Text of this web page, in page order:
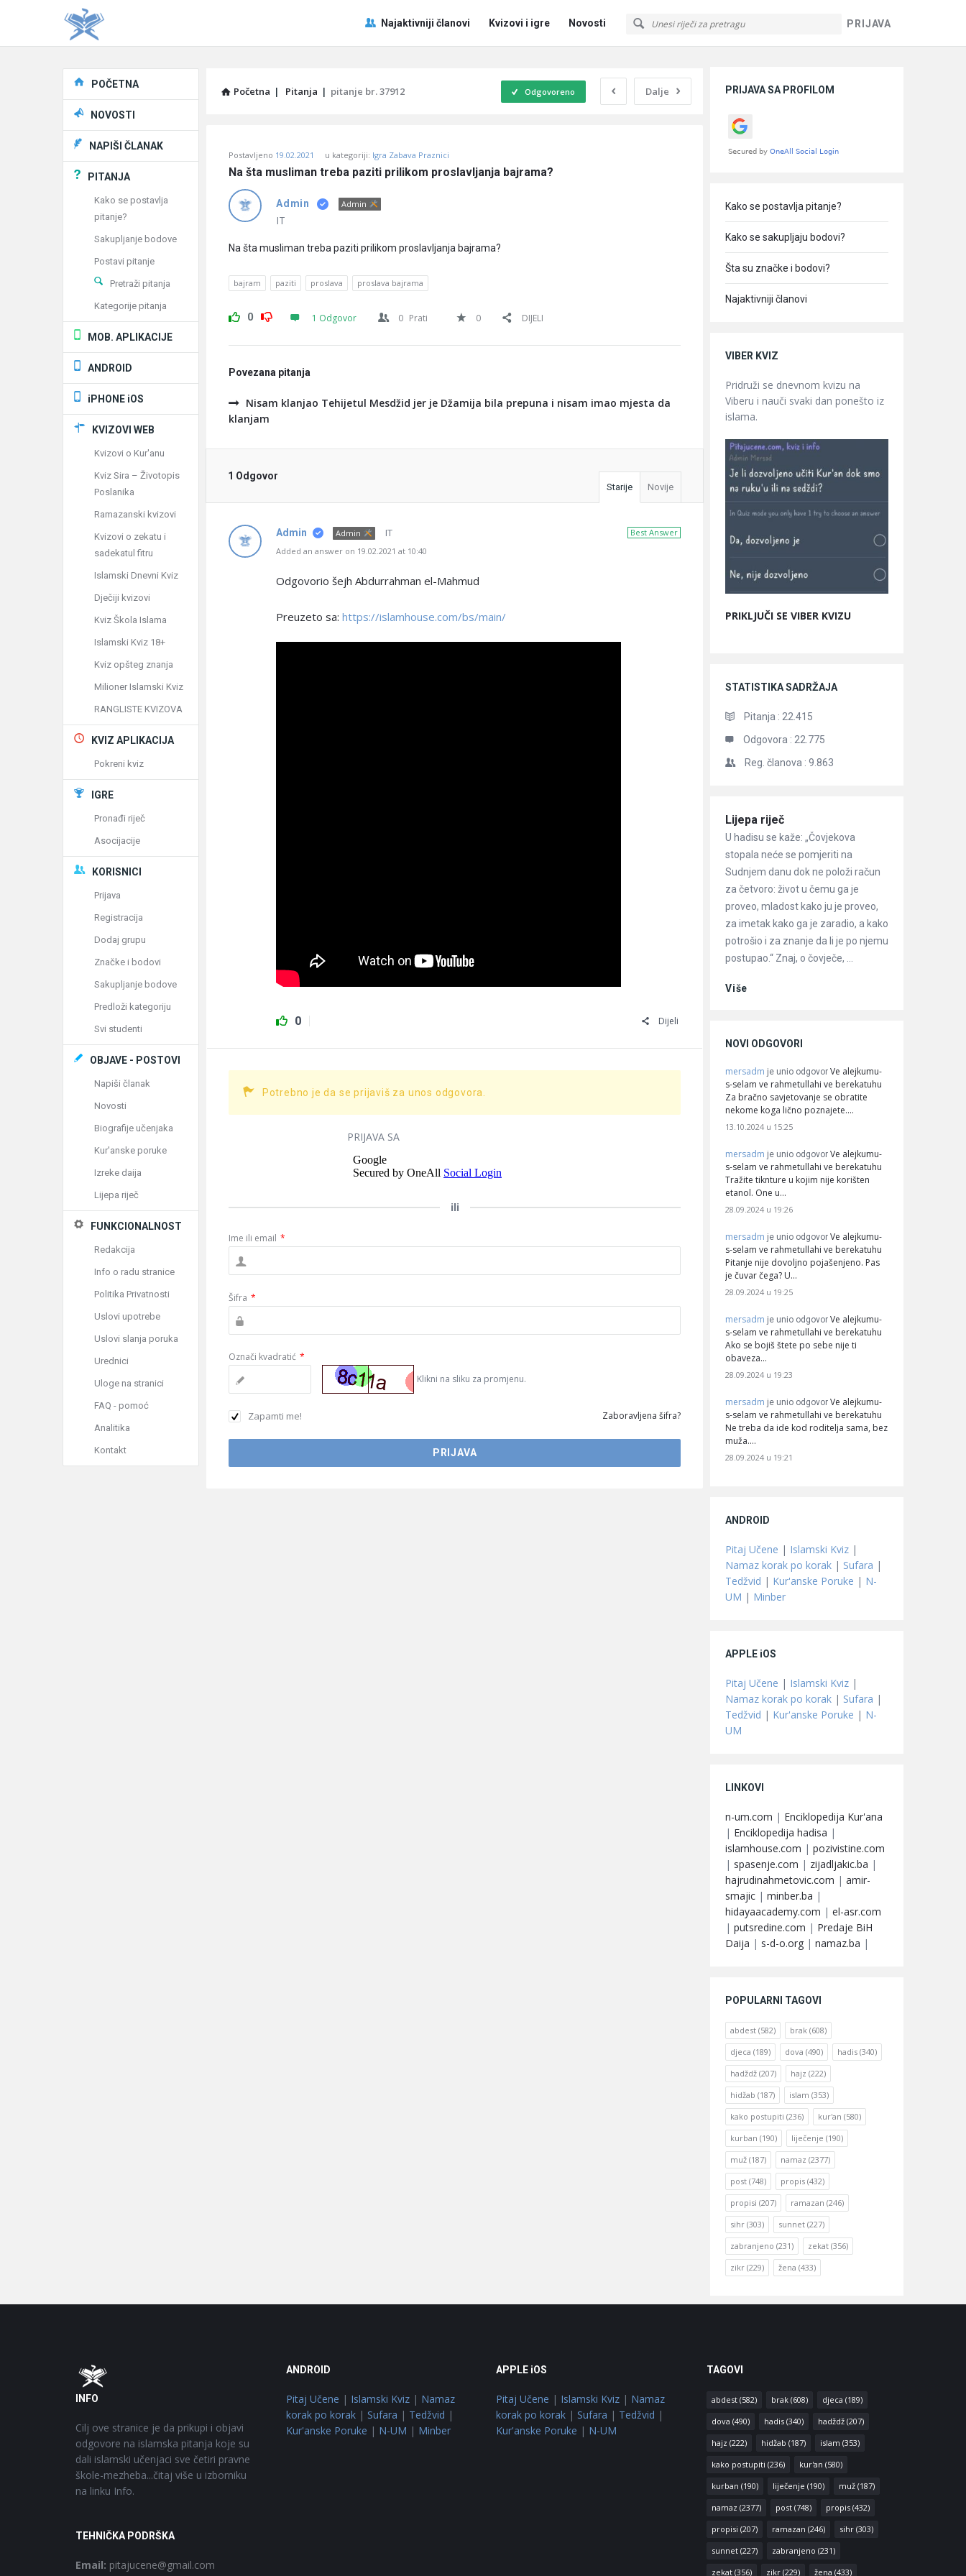
PRIJAVA
Pitaj
Učene
Navigacija
Najaktivniji članovi Kvizovi i igre Novosti
Početna | Pitanja | pitanje br. 37912 Dalje
Odgovoreno
Učene
Latest
Pitanja
Postavljeno 19.02.2021 u kategoriji: Igra Zabava Praznici
Na šta musliman treba paziti prilikom proslavljanja bajrama?
Admin Admin
IT
Na šta musliman treba paziti prilikom proslavljanja bajrama?
bajram paziti proslava proslava bajrama
0 1 Odgovor 0 Prati 0 DIJELI
Povezana pitanja
Nisam klanjao Tehijetul Mesdžid jer je Džamija bila prepuna i nisam imao mjesta da
klanjam
1 Odgovor
Starije Novije
Best Answer
Admin Admin IT
Added an answer on 19.02.2021 at 10:40
Odgovorio šejh Abdurrahman el-Mahmud
Preuzeto sa: https://islamhouse.com/bs/main/
0 Dijeli
Potrebno je da se prijaviš za unos odgovora.
PRIJAVA SA
ili
Ime ili email *
Šifra *
Označi kvadratić *
Klikni na sliku za promjenu.
Zapamti me! Zaboravljena šifra?
PRIJAVA SA PROFILOM
Kako se postavlja pitanje?
Kako se sakupljaju bodovi?
Šta su značke i bodovi?
Najaktivniji članovi
VIBER KVIZ
Pridruži se dnevnom kvizu na
Viberu i nauči svaki dan ponešto iz
islama.
PRIKLJUČI SE VIBER KVIZU
STATISTIKA SADRŽAJA
Pitanja : 22.415
Odgovora : 22.775
Reg. članova : 9.863
Članci
Lijepa riječ
U hadisu se kaže: „Čovjekova
stopala neće se pomjeriti na
Sudnjem danu dok ne položi račun
za četvoro: život u čemu ga je
proveo, mladost kako ju je proveo,
za imetak kako ga je zaradio, a kako
potrošio i za znanje da li je po njemu
postupao.“ Znaj, o čovječe, ...
Više
NOVI ODGOVORI
mersadm je unio odgovor Ve alejkumu-
s-selam ve rahmetullahi ve berekatuhu
Za bračno savjetovanje se obratite
nekome koga lično poznajete.…
13.10.2024 u 15:25
mersadm je unio odgovor Ve alejkumu-
s-selam ve rahmetullahi ve berekatuhu
Tražite tiknture u kojim nije korišten
etanol. One u…
28.09.2024 u 19:26
mersadm je unio odgovor Ve alejkumu-
s-selam ve rahmetullahi ve berekatuhu
Pitanje nije dovoljno pojašenjeno. Pas
je čuvar čega? U…
28.09.2024 u 19:25
mersadm je unio odgovor Ve alejkumu-
s-selam ve rahmetullahi ve berekatuhu
Ako se bojiš štete po sebe nije ti
obaveza…
28.09.2024 u 19:23
mersadm je unio odgovor Ve alejkumu-
s-selam ve rahmetullahi ve berekatuhu
Ne treba da ide kod roditelja sama, bez
muža.…
28.09.2024 u 19:21
ANDROID
Pitaj Učene | Islamski Kviz |
Namaz korak po korak | Sufara |
Tedžvid | Kur'anske Poruke | N-
UM | Minber
APPLE iOS
Pitaj Učene | Islamski Kviz |
Namaz korak po korak | Sufara |
Tedžvid | Kur'anske Poruke | N-
UM
LINKOVI
n-um.com | Enciklopedija Kur'ana
| Enciklopedija hadisa |
islamhouse.com | pozivistine.com
| spasenje.com | zijadljakic.ba |
hajrudinahmetovic.com | amir-
smajic | minber.ba |
hidayaacademy.com | el-asr.com
| putsredine.com | Predaje BiH
Daija | s-d-o.org | namaz.ba |
POPULARNI TAGOVI
abdest (582) brak (608)
djeca (189) dova (490) hadis (340)
hadždž (207) hajz (222)
hidžab (187) islam (353)
kako postupiti (236) kur'an (580)
kurban (190) liječenje (190)
muž (187) namaz (2377)
post (748) propis (432)
propisi (207) ramazan (246)
sihr (303) sunnet (227)
zabranjeno (231) zekat (356)
zikr (229) žena (433)
Explore
POČETNA
NOVOSTI
NAPIŠI ČLANAK
PITANJA
Kako se postavlja
pitanje?
Sakupljanje bodove
Postavi pitanje
Pretraži pitanja
Kategorije pitanja
MOB. APLIKACIJE
ANDROID
iPHONE iOS
KVIZOVI WEB
Kvizovi o Kur'anu
Kviz Sira – Životopis
Poslanika
Ramazanski kvizovi
Kvizovi o zekatu i
sadekatul fitru
Islamski Dnevni Kviz
Dječiji kvizovi
Kviz Škola Islama
Islamski Kviz 18+
Kviz opšteg znanja
Milioner Islamski Kviz
RANGLISTE KVIZOVA
KVIZ APLIKACIJA
Pokreni kviz
IGRE
Pronađi riječ
Asocijacije
KORISNICI
Prijava
Registracija
Dodaj grupu
Značke i bodovi
Sakupljanje bodove
Predloži kategoriju
Svi studenti
OBJAVE - POSTOVI
Napiši članak
Novosti
Biografije učenjaka
Kur'anske poruke
Izreke daija
Lijepa riječ
FUNKCIONALNOST
Redakcija
Info o radu stranice
Politika Privatnosti
Uslovi upotrebe
Uslovi slanja poruka
Urednici
Uloge na stranici
FAQ - pomoć
Analitika
Kontakt
Footer
INFO
Cilj ove stranice je da prikupi i objavi
odgovore na islamska pitanja koje su
dali islamski učenjaci sve četiri pravne
škole-mezheba...čitaj više u izborniku
na linku Info.
TEHNIČKA PODRŠKA
Email: pitajucene@gmail.com
ANDROID
Pitaj Učene | Islamski Kviz| Namaz
korak po korak| Sufara | Tedžvid |
Kur'anske Poruke | N-UM | Minber
APPLE iOS
Pitaj Učene | Islamski Kviz | Namaz
korak po korak | Sufara | Tedžvid |
Kur'anske Poruke | N-UM
TAGOVI
abdest(582) brak(608) djeca (189)
dova (490) hadis(340) hadždž(207)
hajz (222) hidžab (187) islam (353)
kako postupiti (236) kur'an (580)
kurban (190) liječenje (190) muž(187)
namaz (2377) post(748) propis(432)
propisi (207) ramazan (246) sihr(303)
sunnet(227) zabranjeno (231)
zekat(356) zikr(229) žena (433)